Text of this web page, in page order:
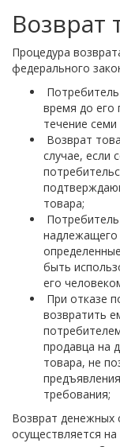
Возврат
Процедура
федерального
время до его
течение семи
Возврат
случае, если
товара;
надлежащего
быть
его
При отказе
возвратить
продавца на
товара, не
требования;
Возврат денежных
осуществляется